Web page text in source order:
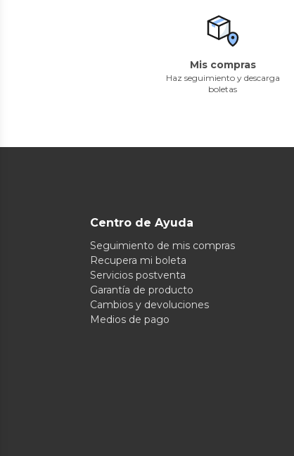
Mis compras
Haz seguimiento y descarga
boletas
Centro de Ayuda
Seguimiento de mis compras
Recupera mi boleta
Servicios postventa
Garantía de producto
Cambios y devoluciones
Medios de pago